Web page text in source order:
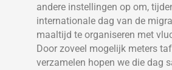
andere instellingen op om,
internationale dag van de
maaltijd te organiseren met
Door zoveel mogelijk meters
verzamelen hopen we die dag